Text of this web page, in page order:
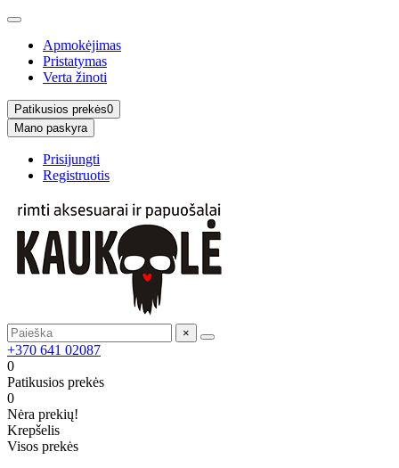
Apmokėjimas
Pristatymas
Verta žinoti
Patikusios prekės0
Mano paskyra
Prisijungti
Registruotis
×
+370 641 02087
0
Patikusios prekės
0
Nėra prekių!
Krepšelis
Visos prekės